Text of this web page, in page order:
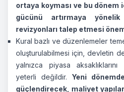
ortaya koyması ve bu dönem
gücünü artırmaya
revizyonları talep etmesi
Kural bazlı ve düzenlemeler
oluşturulabilmesi için, devletin
yalnızca piyasa
yeterli değildir. Yeni
güçlendirecek, maliyet